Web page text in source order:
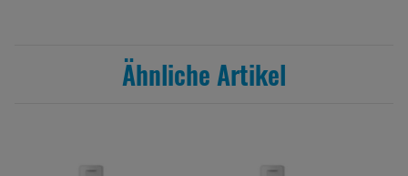
Ähnliche Artikel